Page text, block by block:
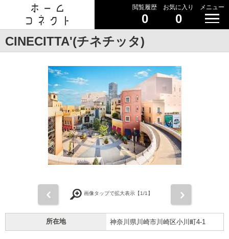
閲覧履歴
0
お気に入り
0
メニュー
CINECITTA'(チネチッタ)
画像タップで拡大表示【1/1】
所在地 神奈川県川崎市川崎区小川町4-1